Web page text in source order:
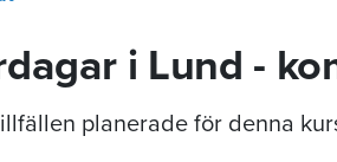
i Lund -
planerade för denna